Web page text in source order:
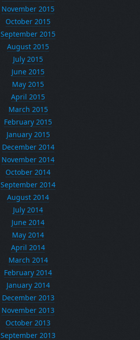
November 2015
October 2015
September 2015
August 2015
July 2015
June 2015
May 2015
April 2015
March 2015
February 2015
January 2015
December 2014
November 2014
October 2014
September 2014
August 2014
July 2014
June 2014
May 2014
April 2014
March 2014
February 2014
January 2014
December 2013
November 2013
October 2013
September 2013